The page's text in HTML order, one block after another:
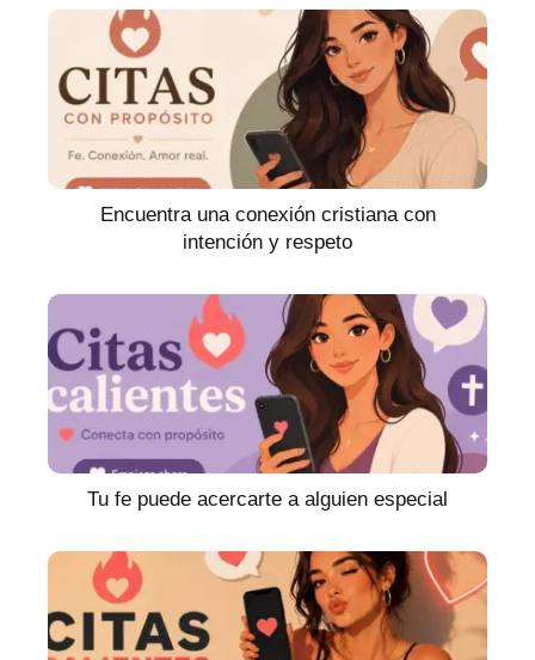
Encuentra una conexión cristiana con
intención y respeto
Tu fe puede acercarte a alguien especial